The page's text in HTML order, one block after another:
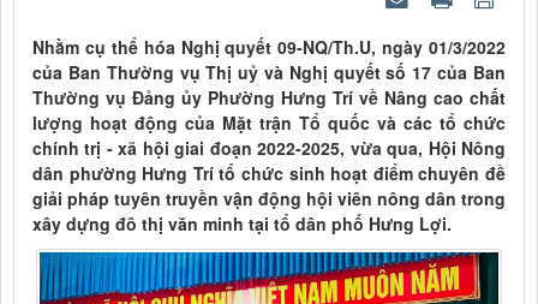
Nhằm cụ thể hóa Nghị quyết 09-NQ/Th.U, ngày 01/3/2022
của Ban Thường vụ Thị uỷ và Nghị quyết số 17 của Ban
Thường vụ Đảng ủy Phường Hưng Trí về Nâng cao chất
lượng hoạt động của Mặt trận Tổ quốc và các tổ chức
chính trị - xã hội giai đoạn 2022-2025, vừa qua, Hội Nông
dân phường Hưng Trí tổ chức sinh hoạt điểm chuyên đề
giải pháp tuyên truyền vận động hội viên nông dân trong
xây dựng đô thị văn minh tại tổ dân phố Hưng Lợi.